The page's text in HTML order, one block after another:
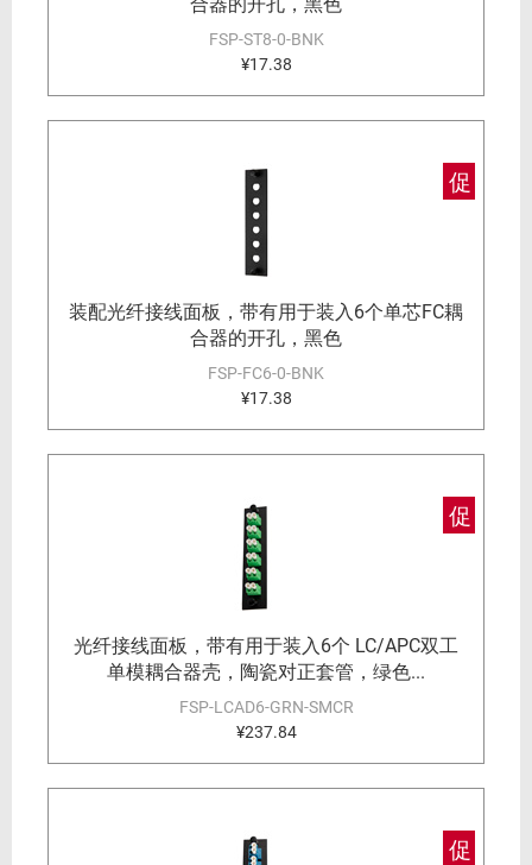
FSP-ST8-0-BNK
¥17.38
促
装配光纤接线面板，带有用于装入6个单芯FC耦
合器的开孔，黑色
FSP-FC6-0-BNK
¥17.38
促
光纤接线面板，带有用于装入6个 LC/APC双工
单模耦合器壳，陶瓷对正套管，绿色...
FSP-LCAD6-GRN-SMCR
¥237.84
促